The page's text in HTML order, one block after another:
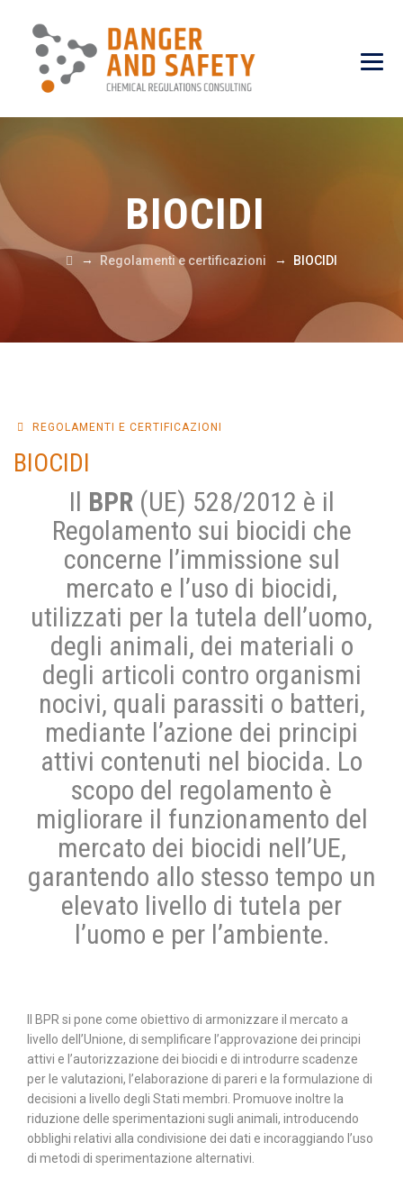
BIOCIDI
→ Regolamenti e certificazioni → BIOCIDI
REGOLAMENTI E CERTIFICAZIONI
BIOCIDI
Il BPR(UE) 528/2012 è il
Regolamento sui biocidi che
concerne l’immissione sul
mercato e l’uso di biocidi,
utilizzati per la tutela dell’uomo,
degli animali, dei materiali o
degli articoli contro organismi
nocivi, quali parassiti o batteri,
mediante l’azione dei principi
attivi contenuti nel biocida. Lo
scopo del regolamento è
migliorare il funzionamento del
mercato dei biocidi nell’UE,
garantendo allo stesso tempo un
elevato livello di tutela per
l’uomo e per l’ambiente.
Il BPR si pone come obiettivo di armonizzare il mercato a
livello dell’Unione, di semplificare l’approvazione dei principi
attivi e l’autorizzazione dei biocidi e di introdurre scadenze
per le valutazioni, l’elaborazione di pareri e la formulazione di
decisioni a livello degli Stati membri. Promuove inoltre la
riduzione delle sperimentazioni sugli animali, introducendo
obblighi relativi alla condivisione dei dati e incoraggiando l’uso
di metodi di sperimentazione alternativi.